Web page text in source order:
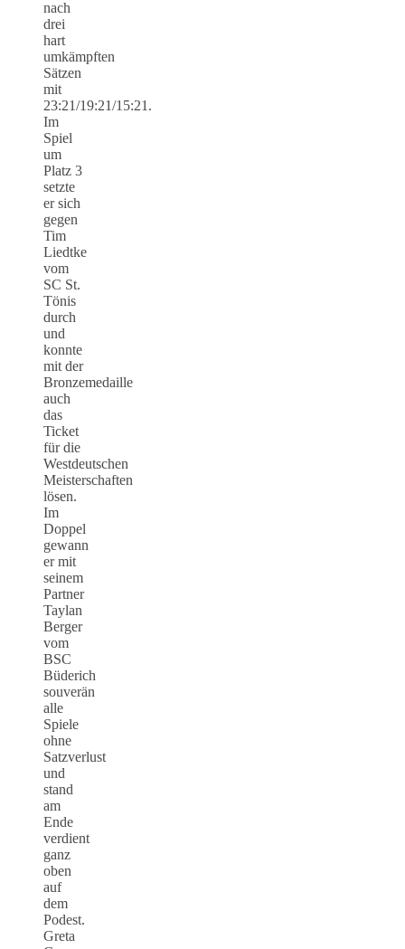
nach
drei
hart
umkämpften
Sätzen
mit
23:21/19:21/15:21.
Im
Spiel
um
Platz 3
setzte
er sich
gegen
Tim
Liedtke
vom
SC St.
Tönis
durch
und
konnte
mit der
Bronzemedaille
auch
das
Ticket
für die
Westdeutschen
Meisterschaften
lösen.
Im
Doppel
gewann
er mit
seinem
Partner
Taylan
Berger
vom
BSC
Büderich
souverän
alle
Spiele
ohne
Satzverlust
und
stand
am
Ende
verdient
ganz
oben
auf
dem
Podest.
Greta